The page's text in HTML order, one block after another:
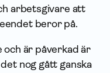
arbetsgivare att
beror på.
är påverkad är
nog gått ganska